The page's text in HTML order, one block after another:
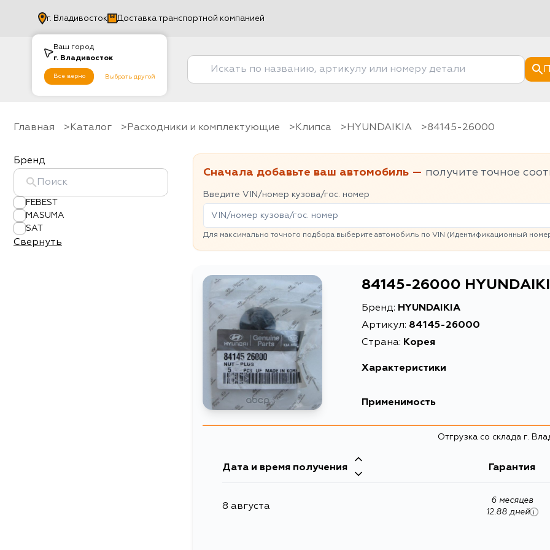
Ваш город
г. Владивосток
Все верно Выбрать другой
г. Владивосток Доставка транспортной компанией
Главная Каталог Расходники и комплектующие клипса HYUNDAIKIA 84145-26000
Бренд
FEBEST
MASUMA
SAT
Свернуть
Сначала добавьте ваш автомобиль — получите точное
Введите VIN/номер кузова/гос. номер
Для максимально точного подбора выберите автомобиль по VIN (Идентификационный
84145-26000
Бренд: HYUNDAIKIA
Артикул: 84145-26000
Страна: Корея
Характеристики
EAN-13
Применимость
Отгрузка со склада г.
Дата и время получения Гарантия
8 августа
6 месяцев
12.88 дней
i